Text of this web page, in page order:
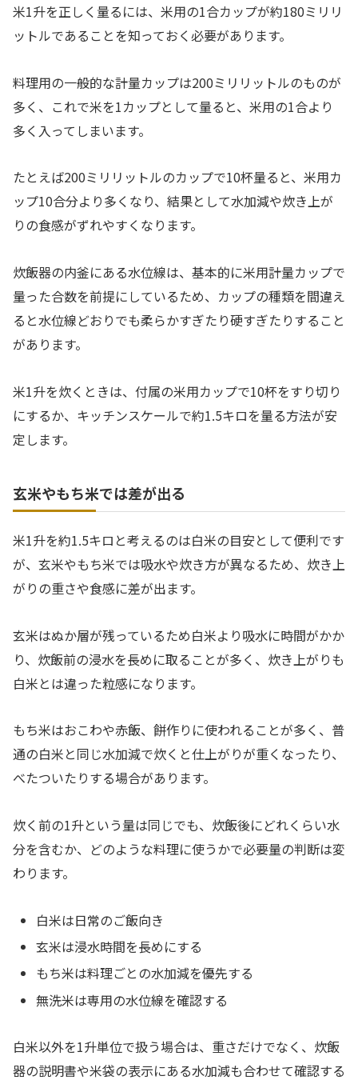
米1升を正しく量るには、米用の1合カップが約180ミリリ
ットルであることを知っておく必要があります。
料理用の一般的な計量カップは200ミリリットルのものが
多く、これで米を1カップとして量ると、米用の1合より
多く入ってしまいます。
たとえば200ミリリットルのカップで10杯量ると、米用カ
ップ10合分より多くなり、結果として水加減や炊き上が
りの食感がずれやすくなります。
炊飯器の内釜にある水位線は、基本的に米用計量カップで
量った合数を前提にしているため、カップの種類を間違え
ると水位線どおりでも柔らかすぎたり硬すぎたりすること
があります。
米1升を炊くときは、付属の米用カップで10杯をすり切り
にするか、キッチンスケールで約1.5キロを量る方法が安
定します。
玄米やもち米では差が出る
米1升を約1.5キロと考えるのは白米の目安として便利です
が、玄米やもち米では吸水や炊き方が異なるため、炊き上
がりの重さや食感に差が出ます。
玄米はぬか層が残っているため白米より吸水に時間がかか
り、炊飯前の浸水を長めに取ることが多く、炊き上がりも
白米とは違った粒感になります。
もち米はおこわや赤飯、餅作りに使われることが多く、普
通の白米と同じ水加減で炊くと仕上がりが重くなったり、
べたついたりする場合があります。
炊く前の1升という量は同じでも、炊飯後にどれくらい水
分を含むか、どのような料理に使うかで必要量の判断は変
わります。
白米は日常のご飯向き
玄米は浸水時間を長めにする
もち米は料理ごとの水加減を優先する
無洗米は専用の水位線を確認する
白米以外を1升単位で扱う場合は、重さだけでなく、炊飯
器の説明書や米袋の表示にある水加減も合わせて確認する